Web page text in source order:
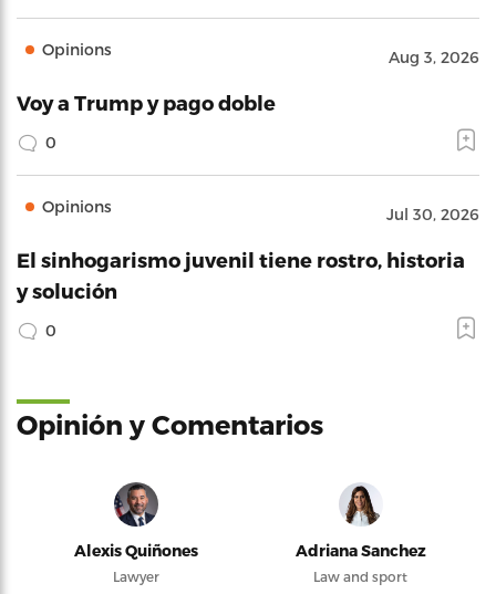
Opinions Aug 3, 2026
Voy a Trump y pago doble
0
Opinions Jul 30, 2026
El sinhogarismo juvenil tiene rostro, historia
y solución
0
Opinión y Comentarios
Alexis Quiñones
Lawyer
Adriana Sanchez
Law and sport